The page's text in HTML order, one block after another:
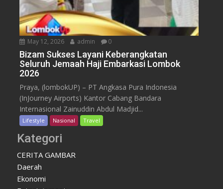
May 12, 2026 admin 0
Bizam Sukses Layani Keberangkatan
Seluruh Jemaah Haji Embarkasi Lombok
2026
Praya, (lombokUP) – PT Angkasa Pura Indonesia
(InJourney Airports) Kantor Cabang Bandara
Internasional Zainuddin Abdul Madjid...
Lifestyle Nasional Travel
Kategori
CERITA GAMBAR
Daerah
Ekonomi